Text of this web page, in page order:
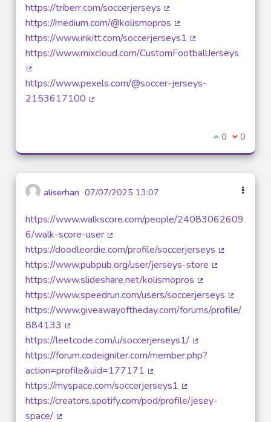
https://triberr.com/soccerjerseys
(Lien externe)
https://medium.com/@kolismopros
(Lien externe)
https://www.inkitt.com/soccerjerseys1
(Lien externe)
https://www.mixcloud.com/CustomFootballJerseys
(Lien externe)
https://www.pexels.com/@soccer-jerseys-
2153617100
Je suis
0 Je ne
0
aliserhan 07/07/2025 13:07
https://www.walkscore.com/people/24083062609
6/walk-score-user
(Lien externe)
https://doodleordie.com/profile/soccerjerseys
https://www.pubpub.org/user/jerseys-store
https://www.slideshare.net/kolismopros
(Lien externe)
https://www.speedrun.com/users/soccerjerseys
(Lien
https://www.giveawayoftheday.com/forums/profile/
884133
(Lien externe)
https://leetcode.com/u/soccerjerseys1/
(Lien externe)
https://forum.codeigniter.com/member.php?
action=profile&uid=177171
(Lien externe)
https://myspace.com/soccerjerseys1
(Lien externe)
https://creators.spotify.com/pod/profile/jesey-
space/